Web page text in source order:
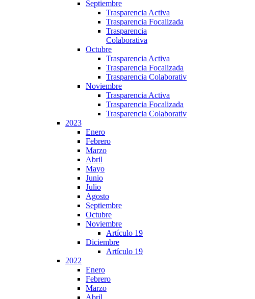
Septiembre
Trasparencia Activa
Trasparencia Focalizada
Trasparencia
Colaborativa
Octubre
Trasparencia Activa
Trasparencia Focalizada
Trasparencia Colaborativ
Noviembre
Trasparencia Activa
Trasparencia Focalizada
Trasparencia Colaborativ
2023
Enero
Febrero
Marzo
Abril
Mayo
Junio
Julio
Agosto
Septiembre
Octubre
Noviembre
Artículo 19
Diciembre
Artículo 19
2022
Enero
Febrero
Marzo
Abril